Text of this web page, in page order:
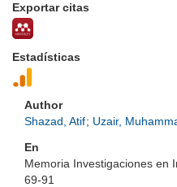
Exportar citas
Estadísticas
Author
Shazad, Atif; Uzair,
En
Memoria Investigaciones en
69-91